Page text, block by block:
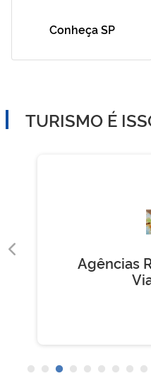
Conheça SP
TURISMO É
Agências